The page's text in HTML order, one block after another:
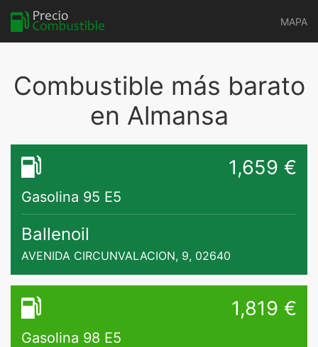
MAPA
Combustible más barato
en Almansa
1,659 €
Gasolina 95 E5
Ballenoil
AVENIDA CIRCUNVALACION, 9, 02640
1,819 €
Gasolina 98 E5